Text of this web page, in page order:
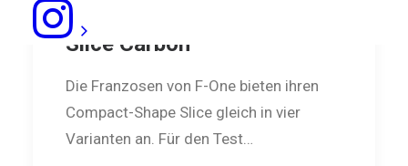
Leistungsträger: F-One
Slice Carbon
Die Franzosen von F-One bieten ihren
Compact-Shape Slice gleich in vier
Varianten an. Für den Test…